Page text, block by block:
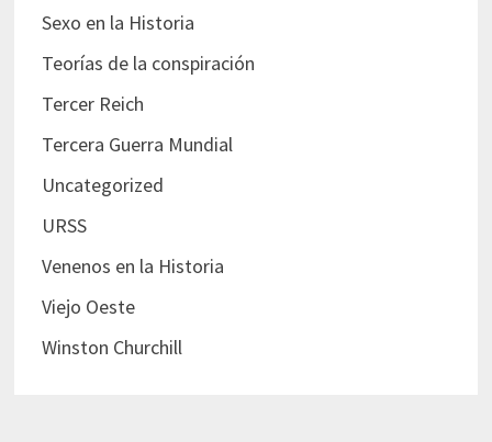
Sexo en la Historia
Teorías de la conspiración
Tercer Reich
Tercera Guerra Mundial
Uncategorized
URSS
Venenos en la Historia
Viejo Oeste
Winston Churchill